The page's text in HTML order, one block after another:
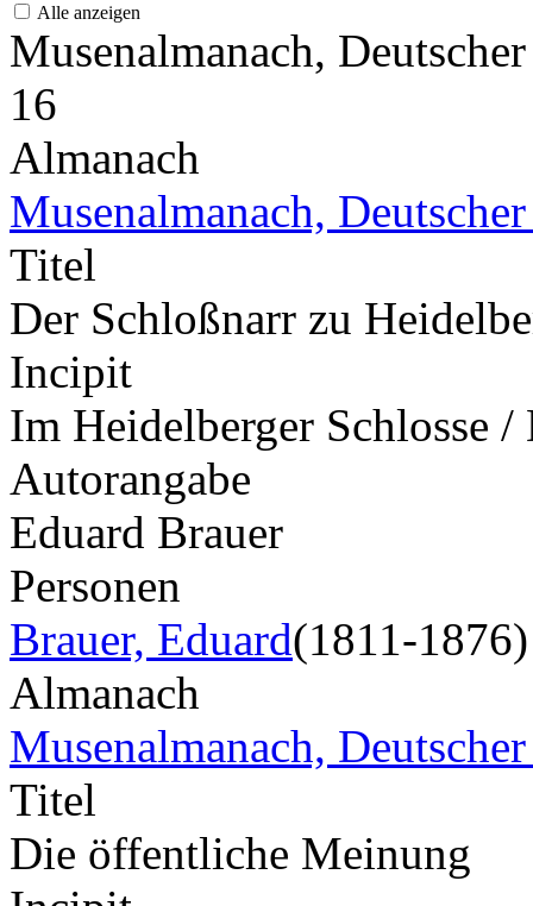
Alle anzeigen
Musenalmanach,
16
Almanach
Musenalmanach,
Titel
Der Schloßnarr zu
Incipit
Im Heidelberger Schlosse
Autorangabe
Eduard Brauer
Personen
Brauer, Eduard(1811-1876)
Almanach
Musenalmanach,
Titel
Die öffentliche Meinung